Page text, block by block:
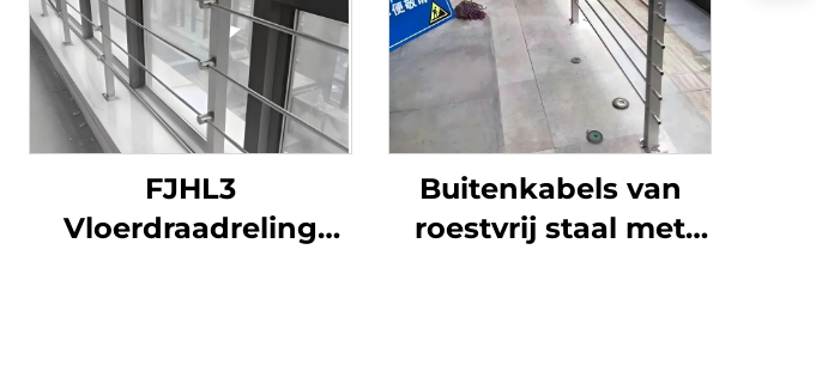
FJHL3
Vloerdraadreling
Buitenkabels van
roestvrij staal met